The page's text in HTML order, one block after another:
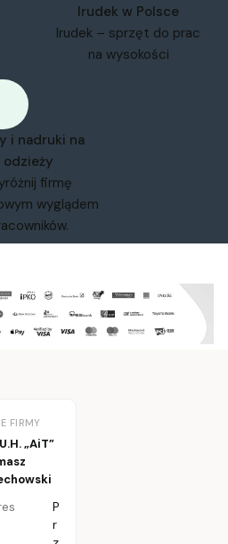
Irudek w Polsce
Irudek – sprzęt do prac
na wysokości
i nadruki na
odzieży
firmę
wyglądem
FIRMY
„AiT”
P
r